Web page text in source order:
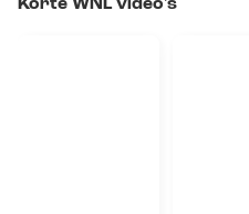
Korte WNL video's